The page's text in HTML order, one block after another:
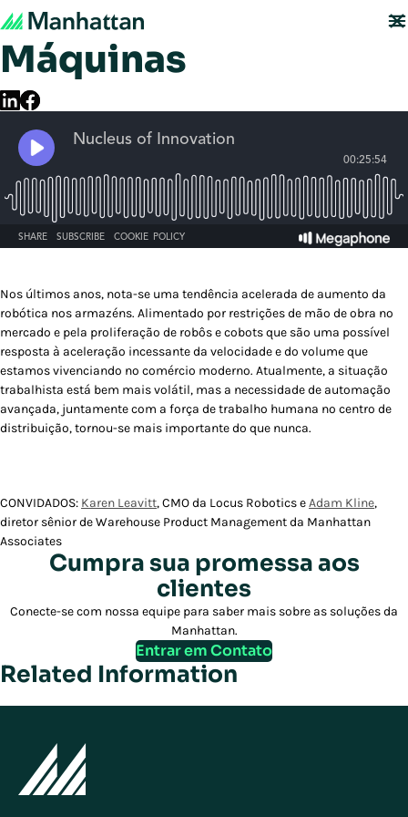
Podcast: Pessoas e
Máquinas
Nos últimos anos, nota-se uma tendência acelerada de aumento da
robótica nos armazéns. Alimentado por restrições de mão de obra no
mercado e pela proliferação de robôs e cobots que são uma possível
resposta à aceleração incessante da velocidade e do volume que
estamos vivenciando no comércio moderno. Atualmente, a situação
trabalhista está bem mais volátil, mas a necessidade de automação
avançada, juntamente com a força de trabalho humana no centro de
distribuição, tornou-se mais importante do que nunca.
CONVIDADOS: Karen Leavitt, CMO da Locus Robotics eAdam Kline,
diretor sênior de Warehouse Product Management da Manhattan
Associates
Cumpra sua promessa aos
clientes
Conecte-se com nossa equipe para saber mais sobre as soluções da
Manhattan.
Entrar em Contato
Related Information